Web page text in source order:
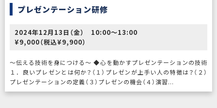
プレゼンテーション研修
2024年12月13日（金） 10:00〜13:00
¥9,000（税込¥9,900）
〜伝える技術を身につける〜 ◆心を動かすプレゼンテーションの技術
１．良いプレゼンとは何か？（１）プレゼンが上手い人の特徴は？（２）
プレゼンテーションの定義（３）プレゼンの機会（４）演習...